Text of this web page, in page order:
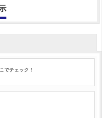
でチェック！